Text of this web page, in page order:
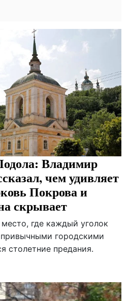
Владимир
чем удивляет
Покрова и
скрывает
где каждый уголок
городскими
столетние предания.